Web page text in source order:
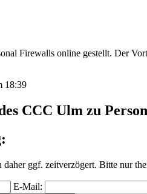
Firewalls online gestellt. Der
18:39
CCC Ulm zu
ggf. zeitverzögert. Bitte nur
E-Mail: